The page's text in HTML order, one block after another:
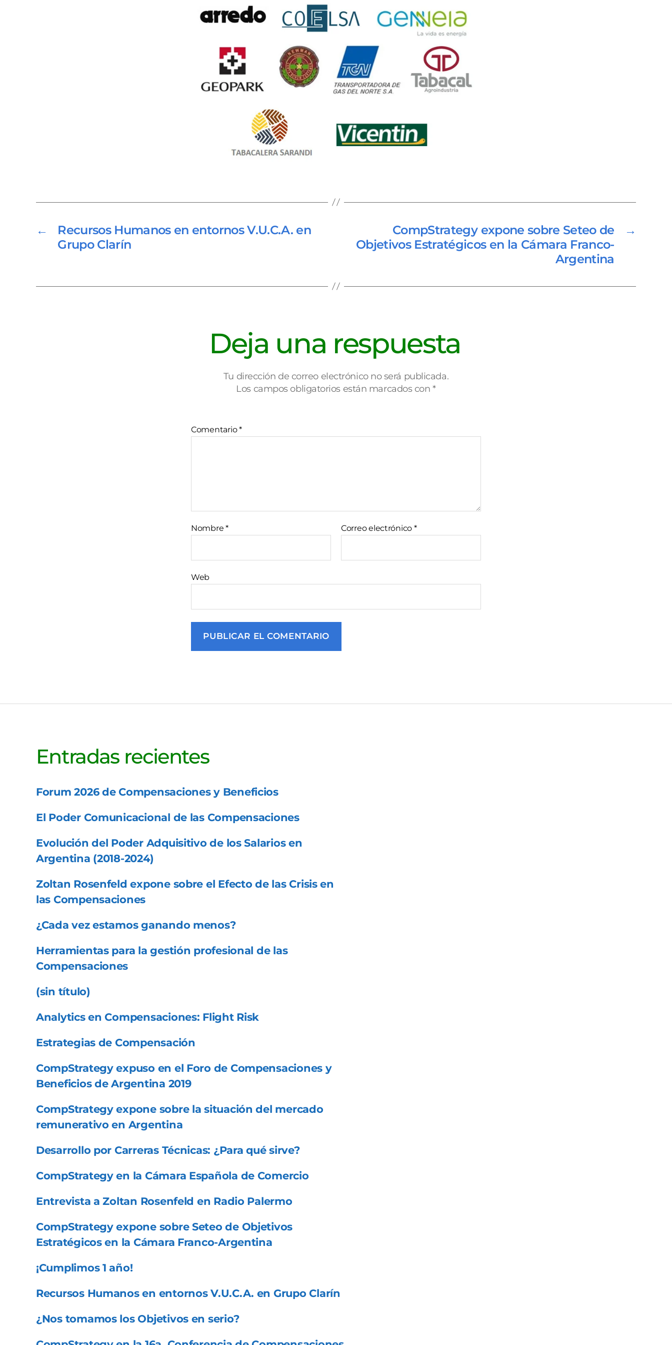
←
Recursos Humanos en entornos V.U.C.A. en
Grupo Clarín
→
CompStrategy expone sobre Seteo de
Objetivos Estratégicos en la Cámara Franco-
Argentina
Deja una respuesta
Tu dirección de correo electrónico no será publicada.
Los campos obligatorios están marcados con*
Comentario*
Nombre* Correo electrónico *
Web
Entradas recientes
Forum 2026 de Compensaciones y Beneficios
El Poder Comunicacional de las Compensaciones
Evolución del Poder Adquisitivo de los Salarios en
Argentina (2018-2024)
Zoltan Rosenfeld expone sobre el Efecto de las Crisis en
las Compensaciones
¿Cada vez estamos ganando menos?
Herramientas para la gestión profesional de las
Compensaciones
(sin título)
Analytics en Compensaciones: Flight Risk
Estrategias de Compensación
CompStrategy expuso en el Foro de Compensaciones y
Beneficios de Argentina 2019
CompStrategy expone sobre la situación del mercado
remunerativo en Argentina
Desarrollo por Carreras Técnicas: ¿Para qué sirve?
CompStrategy en la Cámara Española de Comercio
Entrevista a Zoltan Rosenfeld en Radio Palermo
CompStrategy expone sobre Seteo de Objetivos
Estratégicos en la Cámara Franco-Argentina
¡Cumplimos 1 año!
Recursos Humanos en entornos V.U.C.A. en Grupo Clarín
¿Nos tomamos los Objetivos en serio?